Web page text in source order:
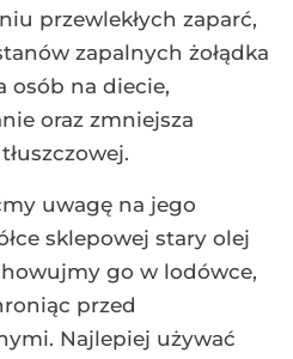
przewlekłych zaparć,
zapalnych żołądka
osób na diecie,
oraz zmniejsza
uwagę na jego
sklepowej stary olej
go w lodówce,
przed
Najlepiej używać